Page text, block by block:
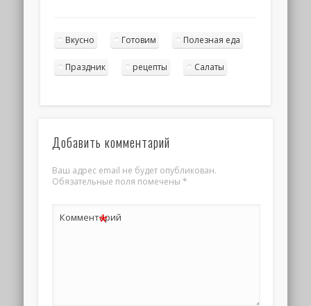
Вкусно Готовим Полезная еда
Праздник рецепты Салаты
Добавить комментарий
Ваш адрес email не будет опубликован.
Обязательные поля помечены *
Комментарий
*